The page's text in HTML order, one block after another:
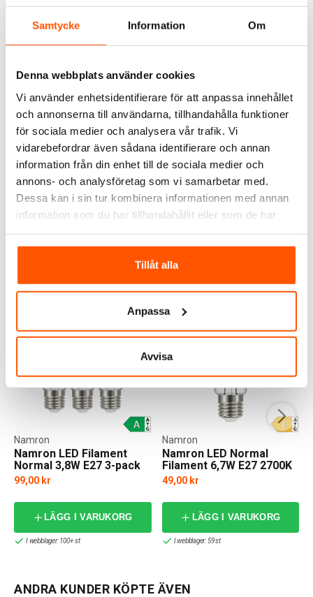
Samtycke Information Om
Denna webbplats använder cookies
Vi använder enhetsidentifierare för att anpassa innehållet
och annonserna till användarna, tillhandahålla funktioner
för sociala medier och analysera vår trafik. Vi
vidarebefordrar även sådana identifierare och annan
information från din enhet till de sociala medier och
annons- och analysföretag som vi samarbetar med.
Dessa kan i sin tur kombinera informationen med annan
information som du har tillhandahållit eller som de har
Tillåt alla
Anpassa
Avvisa
Segula LED Floating
Globe 200 Smokey Grey
SEGULA
999,00 kr
1 199,00 kr -16%
ALTERNATIVA PRODUKTER
Namron LED Filament
Normal 3,8W E27 3-pack
Namron
99,00 kr
LÄGG I VARUKORG
I webblager: 100+ st
Namron LED Normal
Filament 6,7W E27 2700K
Namron
49,00 kr
LÄGG I VARUKORG
I webblager: 59 st
ANDRA KUNDER KÖPTE ÄVEN